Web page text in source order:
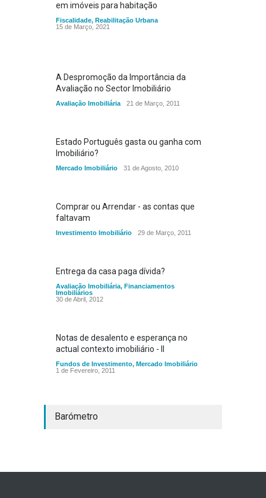
em imóveis para habitação
Fiscalidade, Reabilitação Urbana
15 de Março, 2021
A Despromoção da Importância da
Avaliação no Sector Imobiliário
Avaliação Imobiliária 21 de Março, 2011
Estado Português gasta ou ganha com
Imobiliário?
Mercado Imobiliário 31 de Agosto, 2010
Comprar ou Arrendar - as contas que
faltavam
Investimento Imobiliário 29 de Março, 2011
Entrega da casa paga dívida?
Avaliação Imobiliária, Financiamentos
Imobiliários
30 de Abril, 2012
Notas de desalento e esperança no
actual contexto imobiliário - II
Fundos de Investimento, Mercado Imobiliário
1 de Fevereiro, 2011
Barómetro